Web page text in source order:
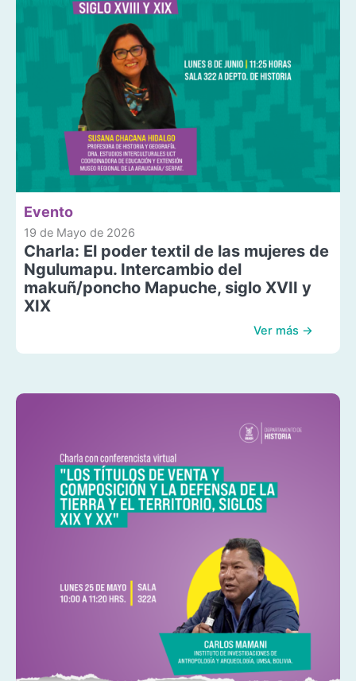
Evento
19 de Mayo de 2026
Charla: El poder textil de las mujeres de
Ngulumapu. Intercambio del
makuñ/poncho Mapuche, siglo XVII y
XIX
Ver más →